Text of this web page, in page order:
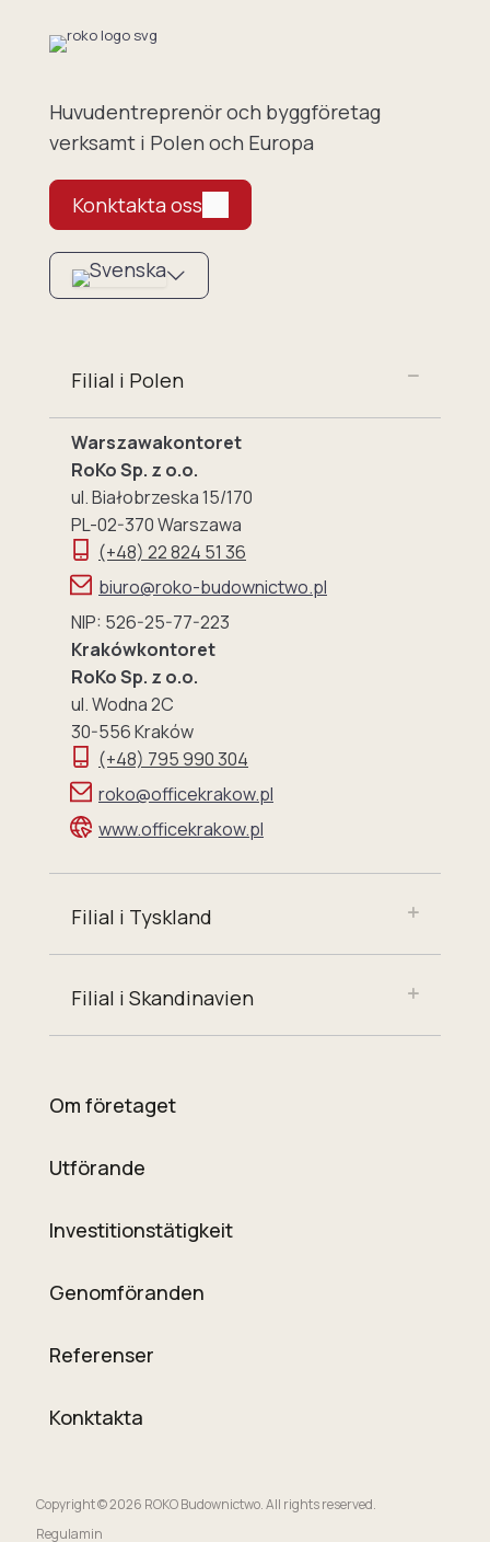
Huvudentreprenör och byggföretag
verksamt i Polen och Europa
Konktakta oss
Filial i Polen
Warszawakontoret
RoKo Sp. z o.o.
ul. Białobrzeska 15/170
PL-02-370 Warszawa
(+48) 22 824 51 36
biuro@roko-budownictwo.pl
NIP: 526-25-77-223
Krakówkontoret
RoKo Sp. z o.o.
ul. Wodna 2C
30-556 Kraków
(+48) 795 990 304
roko@officekrakow.pl
www.officekrakow.pl
Filial i Tyskland
Filial i Skandinavien
Om företaget
Utförande
Investitionstätigkeit
Genomföranden
Referenser
Konktakta
Copyright © 2026 ROKO Budownictwo. All rights reserved.
Regulamin